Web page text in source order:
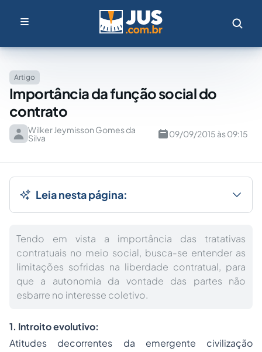
Artigo
Importância da função social do
contrato
Wilker Jeymisson Gomes da
Silva 09/09/2015 às 09:15
Leia nesta página:
Tendo em vista a importância das tratativas
contratuais no meio social, busca-se entender as
limitações sofridas na liberdade contratual, para
que a autonomia da vontade das partes não
esbarre no interesse coletivo.
1. Introito evolutivo:
Atitudes decorrentes da emergente civilização